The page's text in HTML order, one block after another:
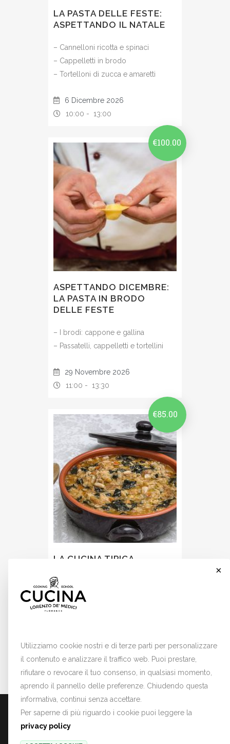
LA PASTA DELLE FESTE:
ASPETTANDO IL NATALE
– Cannelloni ricotta e spinaci
– Cappelletti in brodo
– Tortelloni di zucca e amaretti
6 Dicembre 2026
10:00 - 13:00
€100.00
ASPETTANDO DICEMBRE:
LA PASTA IN BRODO
DELLE FESTE
– I brodi: cappone e gallina
– Passatelli, cappelletti e tortellini
29 Novembre 2026
11:00 - 13:30
€85.00
LA CUCINA TIPICA
– La ribollita
– La schiacciata fiorentina
11:30 -13:30
PRIVACY POLICY
×
Utilizziamo cookie nostri e di terze parti per personalizzare
il contenuto e analizzare il traffico web. Puoi prestare,
rifiutare o revocare il tuo consenso, in qualsiasi momento,
aprendo il pannello delle preferenze. Chiudendo questa
informativa, continui senza accettare.
Per saperne di più riguardo i cookie puoi leggere la
privacy policy